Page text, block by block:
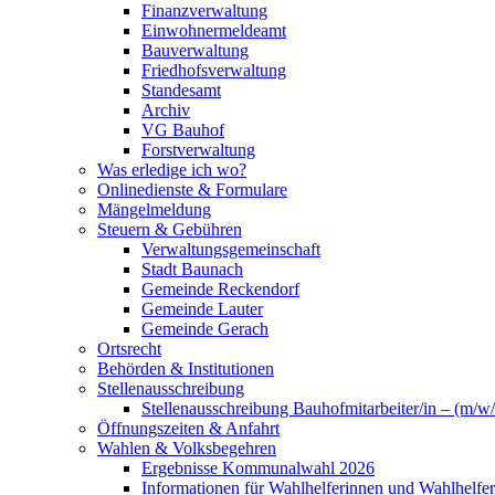
Finanzverwaltung
Einwohnermeldeamt
Bauverwaltung
Friedhofsverwaltung
Standesamt
Archiv
VG Bauhof
Forstverwaltung
Was erledige ich wo?
Onlinedienste & Formulare
Mängelmeldung
Steuern & Gebühren
Verwaltungsgemeinschaft
Stadt Baunach
Gemeinde Reckendorf
Gemeinde Lauter
Gemeinde Gerach
Ortsrecht
Behörden & Institutionen
Stellenausschreibung
Stellenausschreibung Bauhofmitarbeiter/in – (m/
Öffnungszeiten & Anfahrt
Wahlen & Volksbegehren
Ergebnisse Kommunalwahl 2026
Informationen für Wahlhelferinnen und Wahlhelfer